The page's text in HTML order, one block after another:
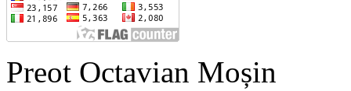
Preot Octavian Moșin